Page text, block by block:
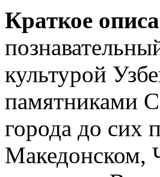
Краткое
культурой
памятниками
города до сих
Македонском,